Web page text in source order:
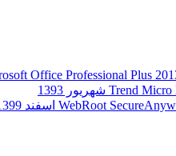
Office Professional Plus
Trend Micro
WebRoot